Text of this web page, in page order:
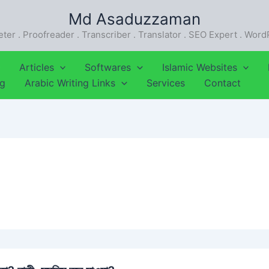
Md Asaduzzaman
. Proofreader . Transcriber . Translator . SEO Expert .
Articles Softwares Islamic Websites
Arabic Writing Links Services Contact